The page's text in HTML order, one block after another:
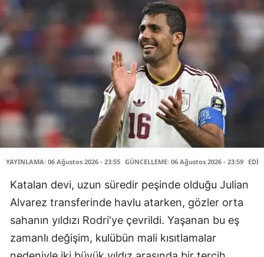
YAYINLAMA: 06 Ağustos 2026 - 23:55 GÜNCELLEME: 06 Ağustos 2026 - 23:59
Katalan devi, uzun süredir peşinde olduğu Julian
Alvarez transferinde havlu atarken, gözler orta
sahanın yıldızı Rodri'ye çevrildi. Yaşanan bu eş
zamanlı değişim, kulübün mali kısıtlamalar